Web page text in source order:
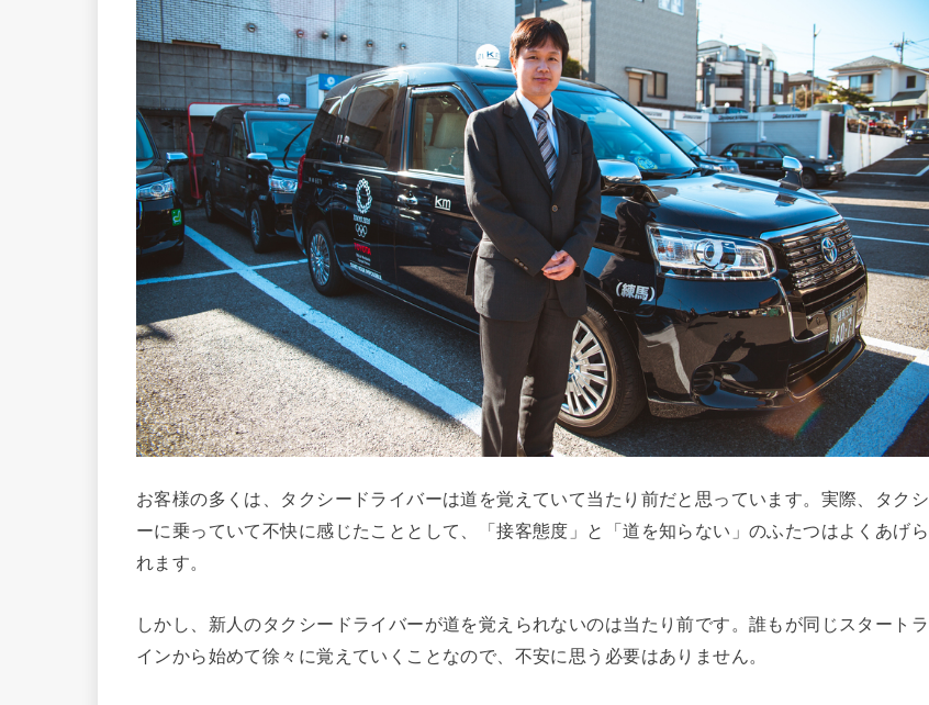
お客様の多くは、タクシードライバーは道を覚えていて当たり前だと思っています。実際、タクシ
ーに乗っていて不快に感じたこととして、「接客態度」と「道を知らない」のふたつはよくあげら
れます。
しかし、新人のタクシードライバーが道を覚えられないのは当たり前です。誰もが同じスタートラ
インから始めて徐々に覚えていくことなので、不安に思う必要はありません。